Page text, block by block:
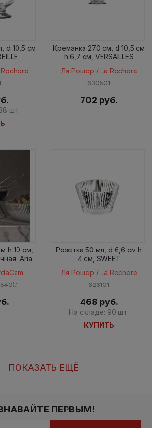
d 10,5 см
шт.
Креманка 270 см, d 10,5 см
h 6,7 см, VERSAILLES
Ля Рошер / La Rochere
630501
702 руб.
h 10 см,
Aria
Розетка 50 мл, d 6,6 см h
4 см, SWEET
Ля Рошер / La Rochere
626101
468 руб.
На складе: 90 шт.
КУПИТЬ
ПОКАЗАТЬ ЕЩЁ
ПЕРВЫМ!